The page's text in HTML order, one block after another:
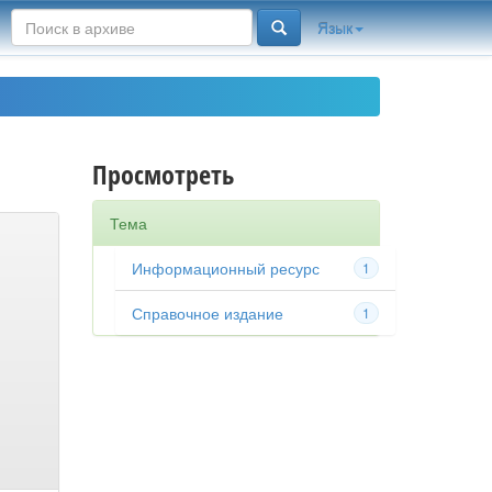
Язык
Просмотреть
Тема
1
Информационный ресурс
1
Справочное издание